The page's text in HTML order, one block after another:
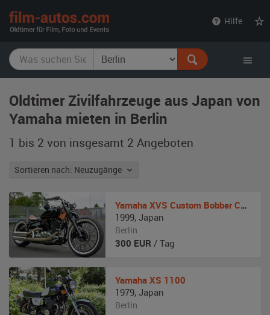
Hilfe
Oldtimer Zivilfahrzeuge aus Japan von
Yamaha mieten in Berlin
1 bis 2 von insgesamt 2 Angeboten
Sortieren nach: Neuzugänge
Yamaha XVS Custom Bobber Chopper
1999, Japan
Berlin
300 EUR / Tag
Yamaha XS 1100
1979, Japan
Berlin